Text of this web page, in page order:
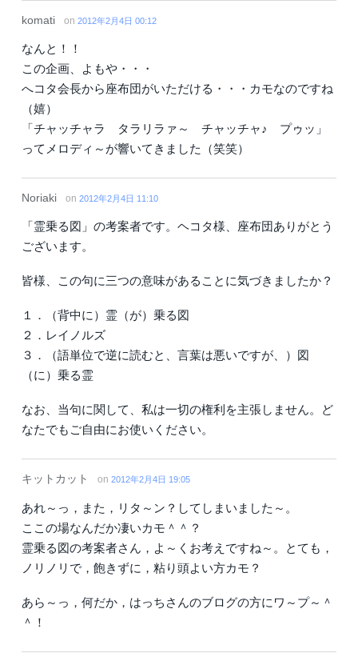
komati on 2012年2月4日 00:12
なんと！！
この企画、よもや・・・
へコタ会長から座布団がいただける・・・カモなのですね
（嬉）
「チャッチャラ タラリラァ～ チャッチャ♪ プゥッ」
ってメロディ～が響いてきました（笑笑）
Noriaki on 2012年2月4日 11:10
「霊乗る図」の考案者です。ヘコタ様、座布団ありがとう
ございます。
皆様、この句に三つの意味があることに気づきましたか？
１．（背中に）霊（が）乗る図
２．レイノルズ
３．（語単位で逆に読むと、言葉は悪いですが、）図
（に）乗る霊
なお、当句に関して、私は一切の権利を主張しません。ど
なたでもご自由にお使いください。
キットカット on 2012年2月4日 19:05
あれ～っ，また，リタ～ン？してしまいました～。
ここの場なんだか凄いカモ＾＾？
霊乗る図の考案者さん，よ～くお考えですね～。とても，
ノリノリで，飽きずに，粘り頭よい方カモ？
あら～っ，何だか，はっちさんのブログの方にワ～プ～＾
＾！